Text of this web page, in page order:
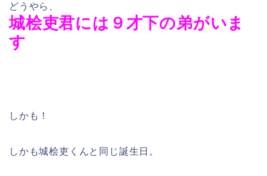
どうやら、
城桧吏君には９才下の弟がいま
す
しかも！
しかも城桧吏くんと同じ誕生日。